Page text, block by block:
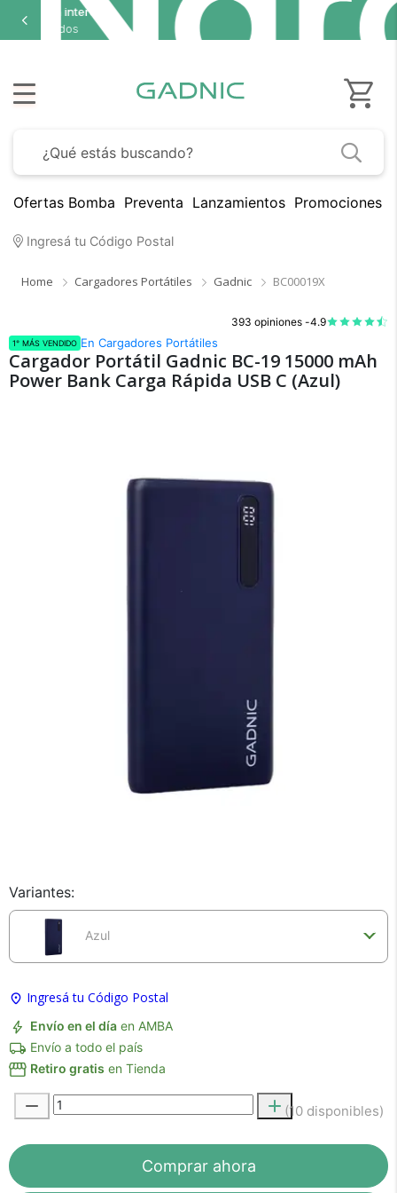
Ofertas Bomba Preventa Lanzamientos Promociones
Ingresá tu Código Postal
Home Cargadores Portátiles Gadnic BC00019X
393 opiniones -4.9
1° MÁS VENDIDO En Cargadores Portátiles
Cargador Portátil Gadnic BC-19 15000 mAh
Power Bank Carga Rápida USB C (Azul)
Variantes:
Azul
Ingresá tu Código Postal
Envío en el día en AMBA
Envío a todo el país
Retiro gratis en Tienda
(10 disponibles)
Comprar ahora
Recibí el producto que esperabas o